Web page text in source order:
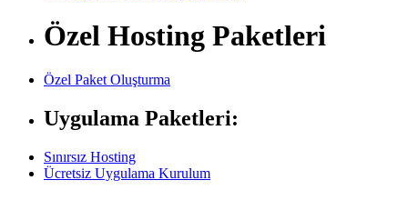
Özel Hosting Paketleri
Özel Paket Oluşturma
Uygulama Paketleri:
Sınırsız Hosting
Ücretsiz Uygulama Kurulum